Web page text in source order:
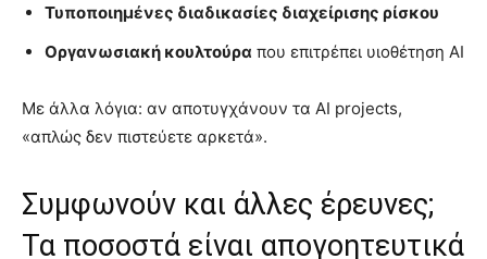
Τυποποιημένες διαδικασίες διαχείρισης ρίσκου
Οργανωσιακή κουλτούρα που επιτρέπει υιοθέτηση AI
Με άλλα λόγια: αν αποτυγχάνουν τα AI projects,
«απλώς δεν πιστεύετε αρκετά».
Συμφωνούν και άλλες έρευνες;
Τα ποσοστά είναι απογοητευτικά